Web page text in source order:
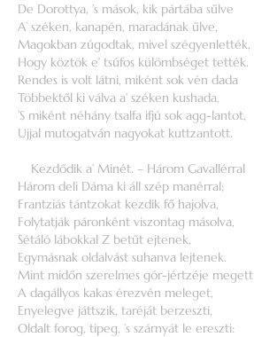
De Dorottya, ’s mások, kik pártába sűlve
A’ széken, kanapén, maradának űlve,
Magokban zúgodtak, mivel szégyenlették,
Hogy köztök e’ tsúfos külömbséget tették.
Rendes is volt látni, miként sok vén dada
Többektől ki válva a’ széken kushada,
’S miként néhány tsalfa ifjú sok agg-lantot,
Ujjal mutogatván nagyokat kuttzantott.
Kezdődik a’ Minét. – Három Gavallérral
Három deli Dáma ki áll szép manérral;
Frantziás tántzokat kezdik fő hajolva,
Folytatják páronként viszontag másolva,
Sétáló lábokkal Z betűt ejtenek,
Egymásnak oldalvást suhanva lejtenek.
Mint midőn szerelmes gór-jértzéje megett
A dagállyos kakas érezvén meleget,
Enyelegve játtszik, taréját berzeszti,
Oldalt forog, tipeg, ’s szárnyát le ereszti: